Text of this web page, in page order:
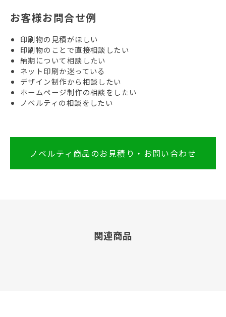
お客様お問合せ例
印刷物の見積がほしい
印刷物のことで直接相談したい
納期について相談したい
ネット印刷か迷っている
デザイン制作から相談したい
ホームページ制作の相談をしたい
ノベルティの相談をしたい
ノベルティ商品のお見積り・お問い合わせ
関連商品